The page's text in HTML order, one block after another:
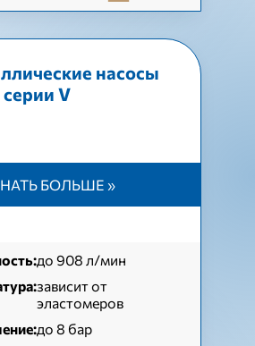
насосы
V
БОЛЬШЕ »
до 908 л/мин
зависит от
эластомеров
до 8 бар